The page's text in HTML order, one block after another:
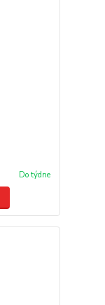
Do týdne